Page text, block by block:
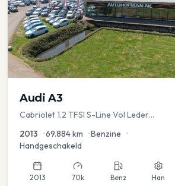
Audi A3
Cabriolet 1.2 TFSI S-Line Vol Leder
2013 •69.884km •Benzine •
Handgeschakeld
2013 70k Benz Han